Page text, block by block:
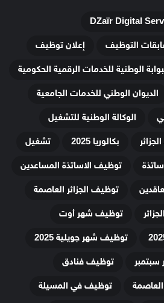
DZaïr Digital
التوظيف
إعلان توظيف
الوطنية للخدمات الرقمية الحكومية
الديوان الوطني للخدمات الجامعية
الوكالة الوطنية للتشغيل
بكالوريا 2025
تشغيل
توظيف الاساتذة المساعدين
توظيف الجزائر العاصمة
توظيف شهر أوت
توظيف شهر جويلية 2025
توظيف فنادق
توظيف في المسيلة